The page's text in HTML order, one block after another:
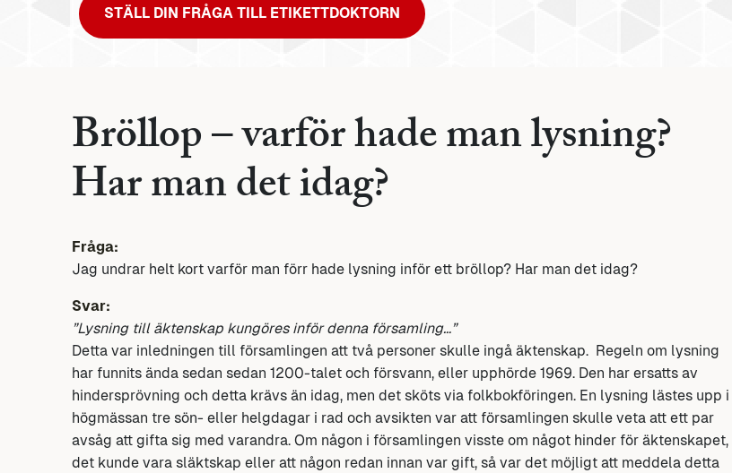
STÄLL DIN FRÅGA TILL ETIKETTDOKTORN
Bröllop – varför hade man lysning?
Har man det idag?
Fråga:
Jag undrar helt kort varför man förr hade lysning inför ett bröllop? Har man det idag?
Svar:
”Lysning till äktenskap kungöres inför denna församling…”
Detta var inledningen till församlingen att två personer skulle ingå äktenskap. Regeln om lysning
har funnits ända sedan sedan 1200-talet och försvann, eller upphörde 1969. Den har ersatts av
hindersprövning och detta krävs än idag, men det sköts via folkbokföringen. En lysning lästes upp i
högmässan tre sön- eller helgdagar i rad och avsikten var att församlingen skulle veta att ett par
avsåg att gifta sig med varandra. Om någon i församlingen visste om något hinder för äktenskapet,
det kunde vara släktskap eller att någon redan innan var gift, så var det möjligt att meddela detta